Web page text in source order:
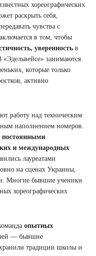
хореографических
раскрыть себя,
чувства с
в том, чтобы
уверенность в
«Эдельвейсе» занимаются
которые только
активно
работу над техническим
наполнением номеров.
постоянными
и международных
лауреатами
на сценах Украины,
Многие бывшие ученики
хореографических
опытных
— бывшие
традиции школы и